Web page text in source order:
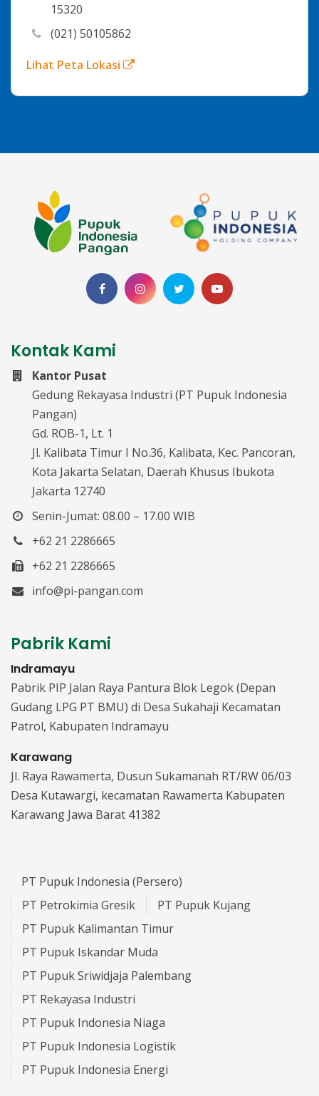
15320
(021) 50105862
Lihat Peta Lokasi
Kontak Kami
Kantor Pusat
Gedung Rekayasa Industri (PT Pupuk Indonesia
Pangan)
Gd. ROB-1, Lt. 1
Jl. Kalibata Timur I No.36, Kalibata, Kec. Pancoran,
Kota Jakarta Selatan, Daerah Khusus Ibukota
Jakarta 12740
Senin-Jumat: 08.00 – 17.00 WIB
+62 21 2286665
+62 21 2286665
info@pi-pangan.com
Pabrik Kami
Indramayu
Pabrik PIP Jalan Raya Pantura Blok Legok (Depan
Gudang LPG PT BMU) di Desa Sukahaji Kecamatan
Patrol, Kabupaten Indramayu
Karawang
Jl. Raya Rawamerta, Dusun Sukamanah RT/RW 06/03
Desa Kutawargi, kecamatan Rawamerta Kabupaten
Karawang Jawa Barat 41382
PT Pupuk Indonesia (Persero)
PT Petrokimia Gresik
PT Pupuk Kujang
PT Pupuk Kalimantan Timur
PT Pupuk Iskandar Muda
PT Pupuk Sriwidjaja Palembang
PT Rekayasa Industri
PT Pupuk Indonesia Niaga
PT Pupuk Indonesia Logistik
PT Pupuk Indonesia Energi